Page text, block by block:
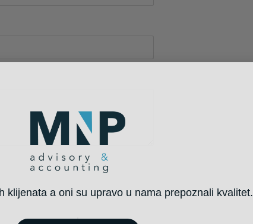
klijenata a oni su upravo u nama prepoznali kvalitet.